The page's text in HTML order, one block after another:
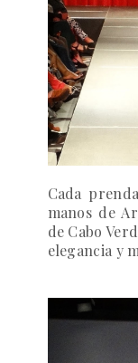
Cada
manos de
de Cabo
elegancia y